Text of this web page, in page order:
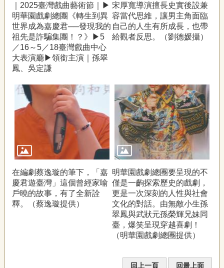
｜2025臺灣戲曲藝術節｜▶
明華園戲劇總團《轉生到異
世界成為嘉慶君──發現我的
祖先是詐騙集團！？》▶5
／16～5／18臺灣戲曲中心
大表演廳▶領銜主演｜孫翠
鳳、吳定謙
宋厚寬導演擅長史實後設兼
容當代思維，讓男主角面臨
自己的人生有所成長，也帶
給觀者反思。（劉德媛攝）
在編劇蔡逸璇的筆下，「嘉
慶君遊臺灣」這個曾經家喻
戶曉的故事，有了全新詮
釋。（蔡逸璇提供）
明華園戲劇總團要呈現的不
僅是一齣探索歷史的戲劇，
更是一次深刻的人性與社會
文化的對話。由無敵小生孫
翠鳳與武狀元孫榮輝兄妹同
臺，爆笑呈現穿越喜劇！
（明華園戲劇總團提供）
回上一頁 回最上面